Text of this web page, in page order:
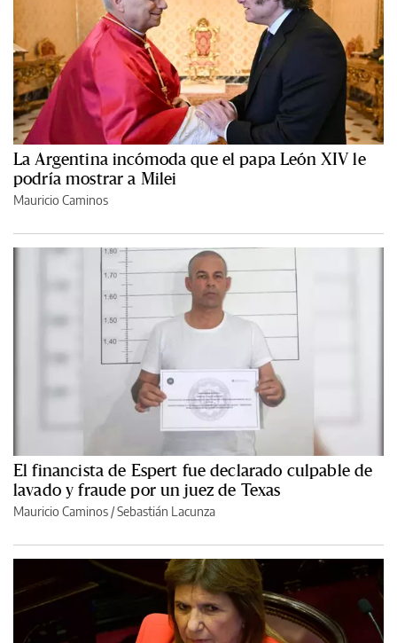
La Argentina incómoda que el papa León XIV le
podría mostrar a Milei
Mauricio Caminos
El financista de Espert fue declarado culpable de
lavado y fraude por un juez de Texas
Mauricio Caminos/Sebastián Lacunza